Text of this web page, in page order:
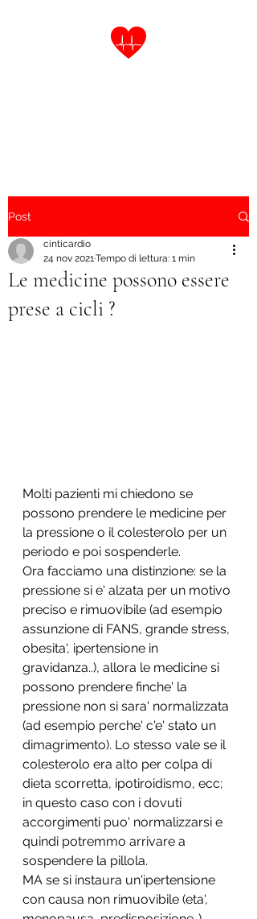
Post
Le medicine possono essere
prese a cicli ?
cinticardio
24 nov 2021Tempo di lettura: 1 min
Molti pazienti mi chiedono se
possono prendere le medicine per
la pressione o il colesterolo per un
periodo e poi sospenderle.
Ora facciamo una distinzione: se la
pressione si e' alzata per un motivo
preciso e rimuovibile (ad esempio
assunzione di FANS, grande stress,
obesita', ipertensione in
gravidanza..), allora le medicine si
possono prendere finche' la
pressione non si sara' normalizzata
(ad esempio perche' c'e' stato un
dimagrimento). Lo stesso vale se il
colesterolo era alto per colpa di
dieta scorretta, ipotiroidismo, ecc;
in questo caso con i dovuti
accorgimenti puo' normalizzarsi e
quindi potremmo arrivare a
sospendere la pillola.
MA se si instaura un'ipertensione
con causa non rimuovibile (eta',